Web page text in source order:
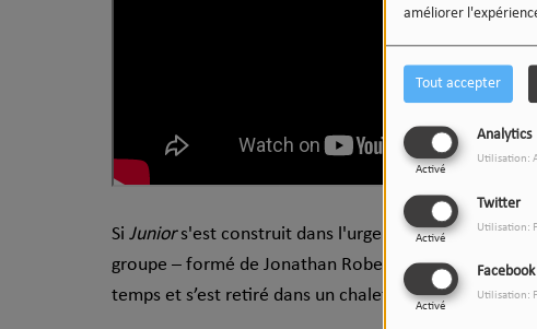
améliorer
Tout accepter
Analytics
Activé
Utilisation:
Twitter
Activé
Utilisation:
Facebook
Activé
Utilisation:
Si Juniors'est construit dans l'urgence, le rythme de
groupe – formé de Jonathan Robert, Dominic
temps et s’est retiré dans un chalet pour